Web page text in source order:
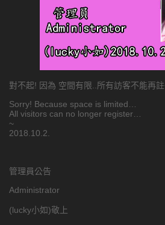
對不起! 因為 空間有限..所有訪客不能再
Sorry! Because space is limited…
All visitors can no longer register…
~
2018.10.2.
管理員公告
Administrator
(lucky小如)敬上